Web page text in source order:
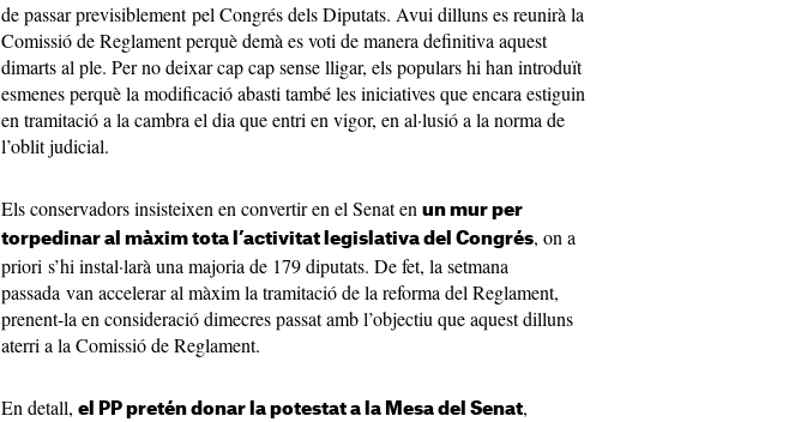
de passar previsiblement pel Congrés dels Diputats. Avui dilluns es reunirà la
Comissió de Reglament perquè demà es voti de manera definitiva aquest
dimarts al ple. Per no deixar cap cap sense lligar, els populars hi han introduït
esmenes perquè la modificació abasti també les iniciatives que encara estiguin
en tramitació a la cambra el dia que entri en vigor, en al·lusió a la norma de
l’oblit judicial.
Els conservadors insisteixen en convertir en el Senat en un mur per
torpedinar al màxim tota l’activitat legislativa del Congrés, on a
priori s’hi instal·larà una majoria de 179 diputats. De fet, la setmana
passada van accelerar al màxim la tramitació de la reforma del Reglament,
prenent-la en consideració dimecres passat amb l’objectiu que aquest dilluns
aterri a la Comissió de Reglament.
En detall, el PP pretén donar la potestat a la Mesa del Senat,